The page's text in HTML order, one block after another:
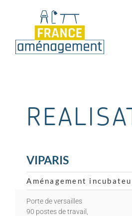
VIPARIS
Aménagement
Porte de versailles
90 postes de travail,